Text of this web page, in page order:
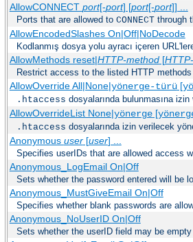
AllowCONNECT port[-port] [port[-port]] ...
Ports that are allowed to CONNECT through
AllowEncodedSlashes On|Off|NoDecode
Kodlanmış dosya yolu ayracı içeren
AllowMethods reset|HTTP-method[
Restrict access to the listed HTTP methods
AllowOverride All|None|yönerge-türü[
.htaccess dosyalarında bulunmasına
AllowOverrideList None|yönerge[
.htaccess dosyalarında izin verilecek
Anonymous user[user] ...
Specifies userIDs that are allowed access
Anonymous_LogEmail On|Off
Sets whether the password entered will be
Anonymous_MustGiveEmail On|Off
Specifies whether blank passwords are
Anonymous_NoUserID On|Off
Sets whether the userID field may be empty